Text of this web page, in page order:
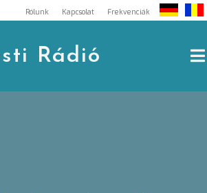
Rólunk Kapcsolat Frekvenciák
Rádió